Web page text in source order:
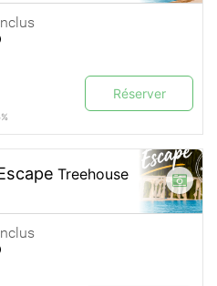
Réserver
Treehouse